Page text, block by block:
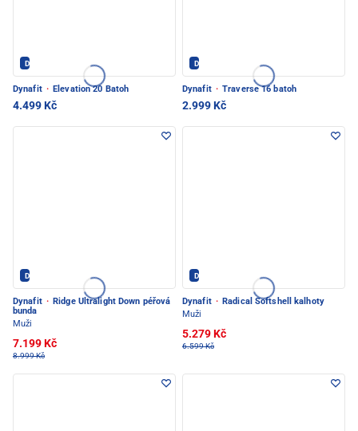
Dynafit - PEC POD SNĚŽKOU
Dynafit · Elevation 20 Batoh
4.499 Kč
Dynafit - PEC POD SNĚŽKOU
Dynafit · Traverse 16 batoh
2.999 Kč
Dynafit - PEC POD SNĚŽKOU
Dynafit · Ridge Ultralight Down péřová
bunda
Muži
7.199 Kč
8.999 Kč
Dynafit - PEC POD SNĚŽKOU
Dynafit · Radical Softshell kalhoty
Muži
5.279 Kč
6.599 Kč